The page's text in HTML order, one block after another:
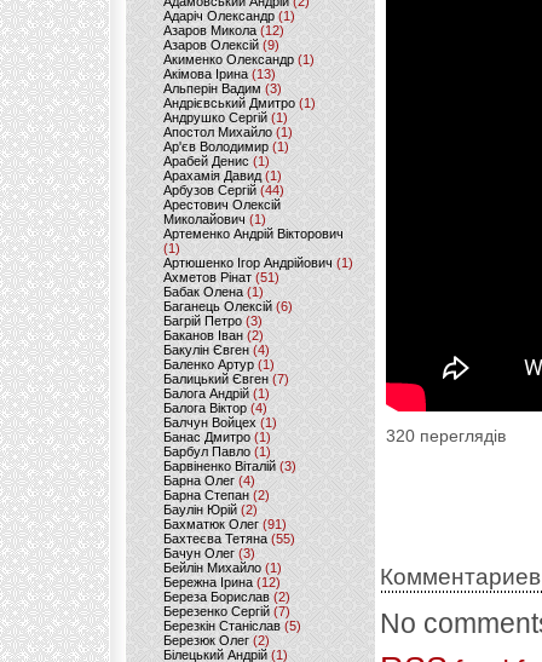
Адаріч Олександр (1)
Азаров Микола (12)
Азаров Олексій (9)
Акименко Олександр(1)
Акімова Ірина(13)
Альперін Вадим (3)
Андрієвський Дмитро(1)
Андрушко Сергій(1)
Апостол Михайло(1)
Ар'єв Володимир (1)
Арабей Денис(1)
Арахамія Давид (1)
Арбузов Сергій (44)
Арестович Олексій
Миколайович(1)
Артеменко Андрій Вікторович
(1)
Артюшенко Ігор Андрійович(1)
Ахметов Рінат(51)
Бабак Олена(1)
Баганець Олексій(6)
Багрій Петро (3)
Баканов Іван(2)
Бакулін Євген (4)
Баленко Артур(1)
Балицький Євген(7)
Балога Андрій (1)
Балога Віктор (4)
Балчун Войцех (1)
Банас Дмитро (1)
Барбул Павло(1)
Барвіненко Віталій(3)
Барна Олег (4)
Барна Степан (2)
Баулін Юрій (2)
Бахматюк Олег (91)
Бахтеєва Тетяна(55)
Бачун Олег (3)
Бейлін Михайло (1)
Бережна Ірина(12)
Береза Борислав(2)
Березенко Сергій (7)
Березкін Станіслав (5)
Березюк Олег(2)
Білецький Андрій (1)
320 переглядів
No